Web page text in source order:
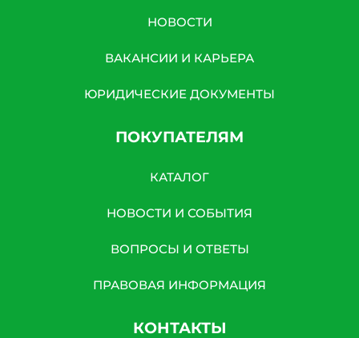
НОВОСТИ
ВАКАНСИИ И КАРЬЕРА
ЮРИДИЧЕСКИЕ ДОКУМЕНТЫ
ПОКУПАТЕЛЯМ
КАТАЛОГ
НОВОСТИ И СОБЫТИЯ
ВОПРОСЫ И ОТВЕТЫ
ПРАВОВАЯ ИНФОРМАЦИЯ
КОНТАКТЫ